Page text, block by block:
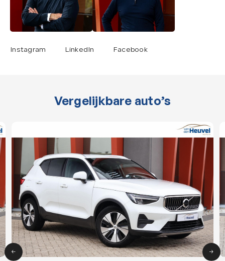
Instagram LinkedIn Facebook
Vergelijkbare auto’s